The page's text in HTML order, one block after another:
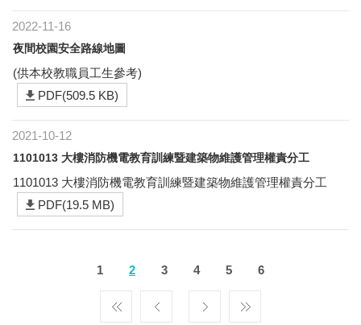
2022-11-16
夜間校園安全路線地圖
(供本校教職員工生參考)
PDF(509.5 KB)
2021-10-12
1101013 大樓消防機電教育訓練暨建築物維護管理權責分工
1101013 大樓消防機電教育訓練暨建築物維護管理權責分工
PDF(19.5 MB)
1 2 3 4 5 6